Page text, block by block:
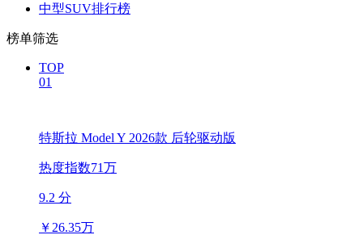
中型SUV排行榜
榜单筛选
TOP
01
特斯拉 Model Y 2026款 后轮驱动版
热度指数71万
9.2 分
￥ 26.35万